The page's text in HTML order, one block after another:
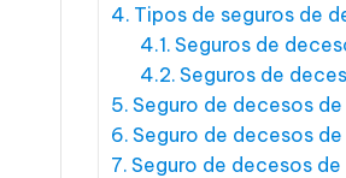
Tipos de seguros de
Seguros de
Seguros de
Seguro de decesos
Seguro de decesos
Seguro de decesos